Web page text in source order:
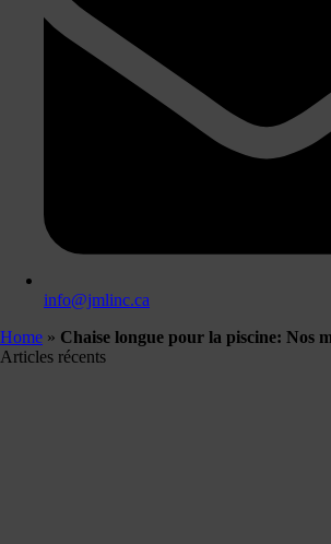
info@jmlinc.ca
Home » Chaise longue pour la piscine: Nos
Articles récents